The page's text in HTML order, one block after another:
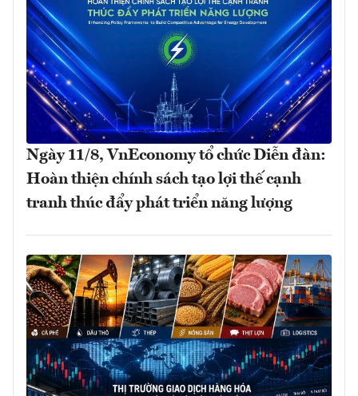
Ngày 11/8, VnEconomy tổ chức Diễn đàn:
Hoàn thiện chính sách tạo lợi thế cạnh
tranh thúc đẩy phát triển năng lượng